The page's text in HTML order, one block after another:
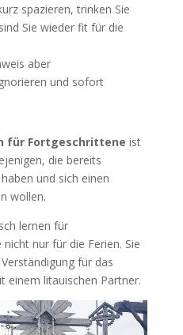
spazieren, trinken Sie
Sie wieder fit für die
aber
und sofort
für Fortgeschrittene ist
die bereits
und sich einen
wollen.
lernen für
nur für die Ferien. Sie
für das
einem litauischen Partner.